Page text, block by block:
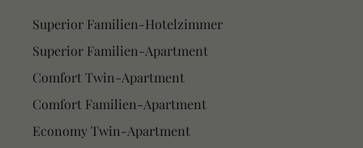
Superior Familien-Hotelzimmer
Superior Familien-Apartment
Comfort Twin-Apartment
Comfort Familien-Apartment
Economy Twin-Apartment